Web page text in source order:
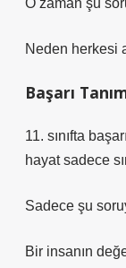
O zaman şu
Neden herkesi
Başarı
11. sınıfta
hayat sadece
Sadece şu
Bir insanın